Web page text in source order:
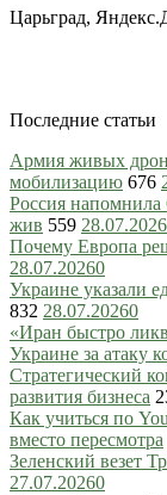
Царьград,
Последние статьи
Армия живых
мобилизацию 676
Россия
жив 559 28.07.2026
Почему Европа
28.07.20260
Украине указали
832 28.07.20260
«Иран быстро
Украине за атаку
Стратегический
развития бизнеса
Как учиться по
вместо пересмотра
Зеленский везет
27.07.20260